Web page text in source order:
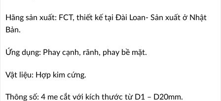
Hãng sản xuất: FCT, thiết kế tại Đài Loan- Sản xuất ở Nhật
Bản.
Ứng dụng: Phay cạnh, rãnh, phay bề mặt.
Vật liệu: Hợp kim cứng.
Thông số: 4 me cắt với kích thước từ D1 – D20mm.